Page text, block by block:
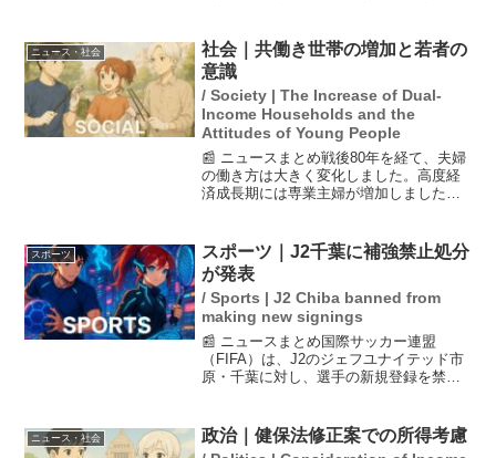
います。また、ドル離れが進む中で、金
を資産として保有するこ...
ニュース・社会
社会｜共働き世帯の増加と若者の
意識
/ Society | The Increase of Dual-
Income Households and the
Attitudes of Young People
📰 ニュースまとめ戦後80年を経て、夫婦
の働き方は大きく変化しました。高度経
済成長期には専業主婦が増加しました
ける女性たちの努力と家庭との両立の悩
みが存在します。若者たち...
スポーツ
スポーツ｜J2千葉に補強禁止処分
が発表
/ Sports | J2 Chiba banned from
making new signings
📰 ニュースまとめ国際サッカー連盟
（FIFA）は、J2のジェフユナイテッド市
原・千葉に対し、選手の新規登録を禁止
ています。これにより、千葉は今後の補
強ができない状況...
ニュース・社会 政治｜健保法修正案での所得考慮